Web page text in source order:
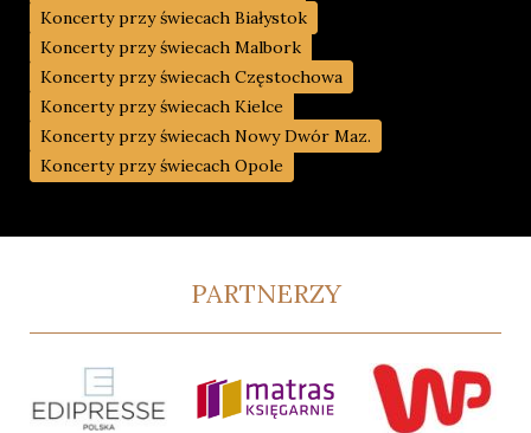
Koncerty przy świecach Białystok
Koncerty przy świecach Malbork
Koncerty przy świecach Częstochowa
Koncerty przy świecach Kielce
Koncerty przy świecach Nowy Dwór Maz.
Koncerty przy świecach Opole
PARTNERZY